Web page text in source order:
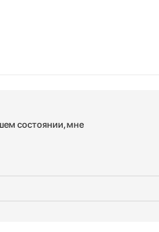
состоянии, мне